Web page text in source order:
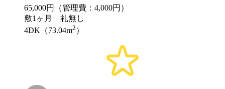
65,000円（管理費：4,000円）
敷1ヶ月 礼無し
4DK（73.04m2 ）